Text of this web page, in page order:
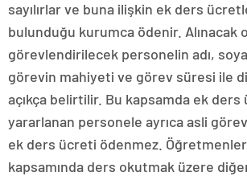
sayılırlar ve buna ilişkin ek ders
bulunduğu kurumca ödenir. Alınacak
görevlendirilecek personelin adı,
görevin mahiyeti ve görev süresi ile
açıkça belirtilir. Bu kapsamda ek
yararlanan personele ayrıca asli
ek ders ücreti ödenmez.
kapsamında ders okutmak üzere